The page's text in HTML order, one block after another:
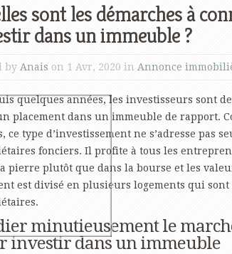
sont les démarches à
dans un immeuble ?
by Anais on 1 Avr, 2020 in Annonce
quelques années, les investisseurs sont
placement dans un immeuble de rapport.
ce type d’investissement ne s’adresse pas
fonciers. Il profite à tous les
pierre plutôt que dans la bourse et les
est divisé en plusieurs logements qui
minutieusement le
investir dans un immeuble